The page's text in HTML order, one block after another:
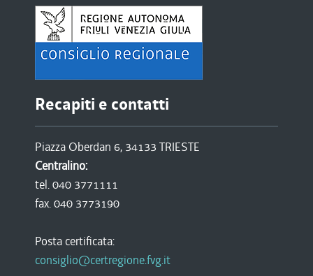
Recapiti e contatti
Piazza Oberdan 6, 34133 TRIESTE
Centralino:
tel. 040 3771111
fax. 040 3773190
Posta certificata:
consiglio@certregione.fvg.it